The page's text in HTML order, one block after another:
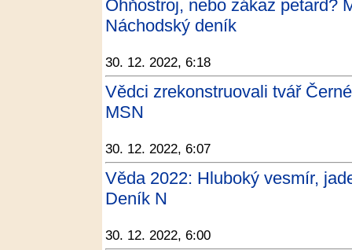
Ohňostroj, nebo zákaz petard?
Náchodský deník
30. 12. 2022, 6:18
Vědci zrekonstruovali tvář
MSN
30. 12. 2022, 6:07
Věda 2022: Hluboký vesmír,
Deník N
30. 12. 2022, 6:00